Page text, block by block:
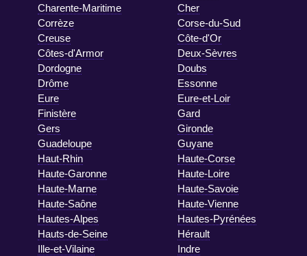
Charente-Maritime
Cher
Corrèze
Corse-du-Sud
Creuse
Côte-d'Or
Côtes-d'Armor
Deux-Sèvres
Dordogne
Doubs
Drôme
Essonne
Eure
Eure-et-Loir
Finistère
Gard
Gers
Gironde
Guadeloupe
Guyane
Haut-Rhin
Haute-Corse
Haute-Garonne
Haute-Loire
Haute-Marne
Haute-Savoie
Haute-Saône
Haute-Vienne
Hautes-Alpes
Hautes-Pyrénées
Hauts-de-Seine
Hérault
Ille-et-Vilaine
Indre